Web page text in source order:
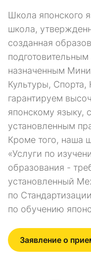
Школа японского
школа,
созданная
назначенным
Культуры,
гарантируем
японскому языку,
установленным
Кроме того, наша
«Услуги по
образования -
установленный
по
по обучению
Заявление о